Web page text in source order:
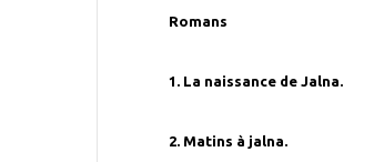
Romans
1. La naissance de Jalna.
2. Matins à jalna.